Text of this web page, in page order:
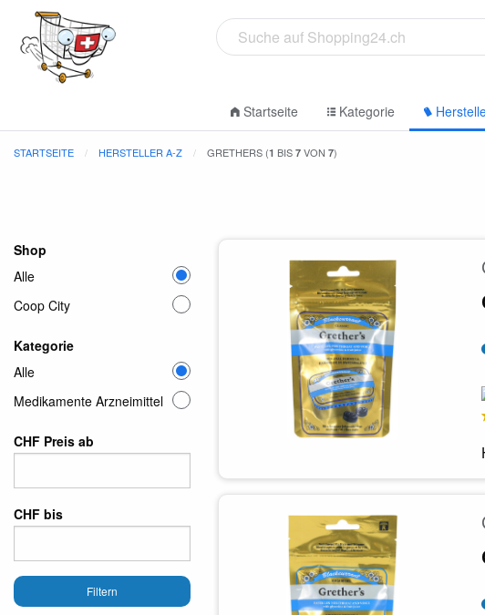
Startseite Kategorie
STARTSEITE HERSTELLER A-Z GRETHERS (1 BIS 7 VON 7)
Shop
Alle
Coop City
Kategorie
Alle
Medikamente Arzneimittel
CHF Preis ab
CHF bis
Filtern